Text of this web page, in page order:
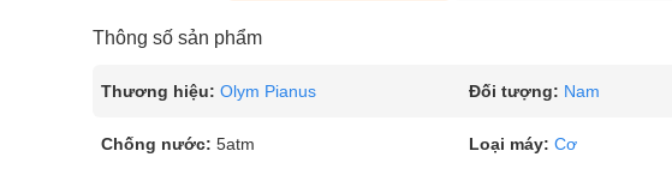
Thông số sản phẩm
Thương hiệu: Olym Pianus Đối tượng: Nam
Chống nước: 5atm Loại máy: Cơ